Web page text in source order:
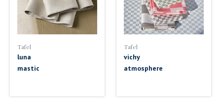
Tafel
luna
mastic
Tafel
vichy
atmosphere